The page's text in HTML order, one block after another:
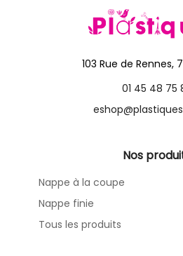
103 Rue de Rennes,
01 45 48 75
Nos
Nappe à la coupe
Nappe finie
Tous les produits